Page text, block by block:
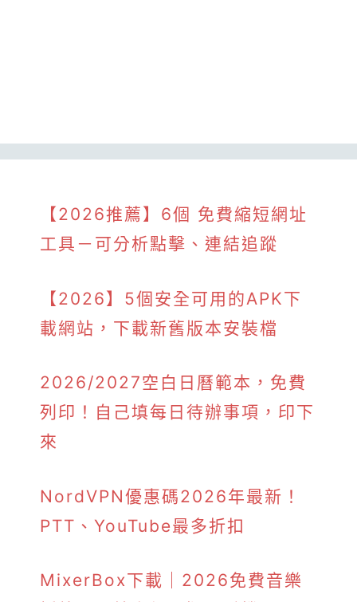
【2026推薦】6個 免費縮短網址
工具－可分析點擊、連結追蹤
【2026】5個安全可用的APK下
載網站，下載新舊版本安裝檔
2026/2027空白日曆範本，免費
列印！自己填每日待辦事項，印下
來
NordVPN優惠碼2026年最新！
PTT、YouTube最多折扣
MixerBox下載｜2026免費音樂